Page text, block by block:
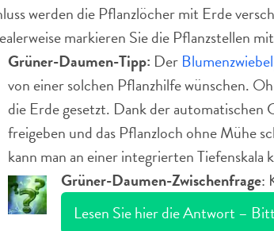
werden die Pflanzlöcher mit Erde
markieren Sie die Pflanzstellen
Grüner-Daumen-Tipp: Der
von einer solchen Pflanzhilfe wünschen.
die Erde gesetzt. Dank der automatischen
freigeben und das Pflanzloch ohne Mühe
kann man an einer integrierten Tiefenskala
Grüner-Daumen-Zwischenfrage:
Lesen Sie hier die Antwort –